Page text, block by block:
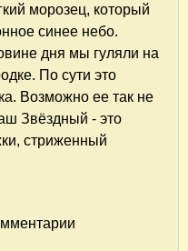
морозец, который
синее небо.
дня мы гуляли на
По сути это
Возможно ее так не
Звёздный - это
стриженный
Прогулка по